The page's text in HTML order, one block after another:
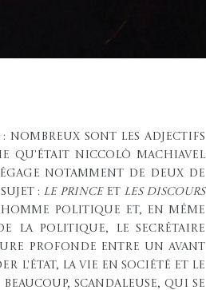
nombreux sont les adjectifs
qu'était Niccolò Machiavel
notamment de deux de
: Le Princeet Les Discours
politique et, en même
la politique, le secrétaire
profonde entre un avant
l'État, la vie en société et le
scandaleuse, qui se